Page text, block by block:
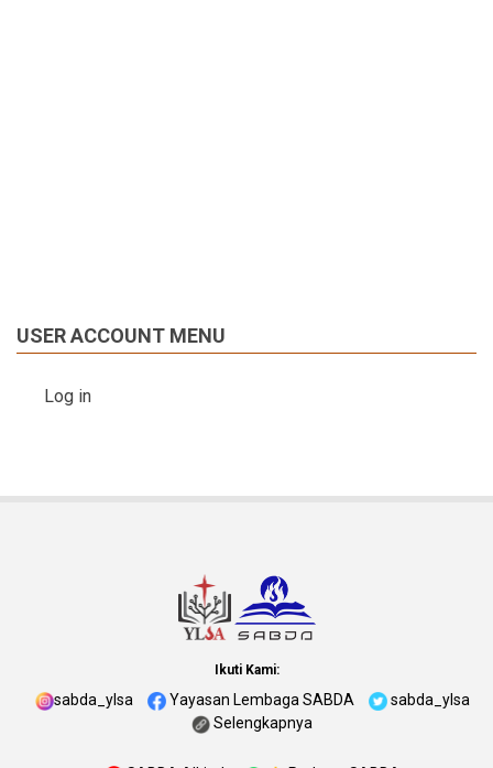
USER ACCOUNT MENU
Log in
Ikuti Kami:
sabda_ylsa Yayasan Lembaga SABDA
sabda_ylsa
Selengkapnya